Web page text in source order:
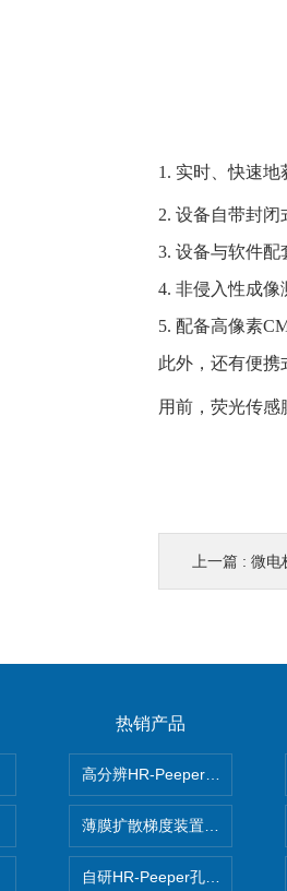
1. 实时、快速地
2. 设备自带封
3. 设备与软件
4. 非侵入性成
5. 配备高像素
此外，还有便携
用前，荧光传
上一篇 : 微电
热销产品
高分辨HR-Peeper采样器孔隙
薄膜扩散梯度装置 Agl DGT
自研HR-Peeper孔隙水采样器